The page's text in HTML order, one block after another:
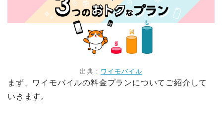
出典： ワイモバイル
まず、ワイモバイルの料金プランについてご紹介して
いきます。